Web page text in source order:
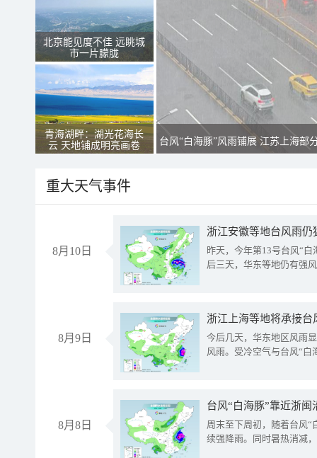
北京能见度不佳 远眺城
市一片朦胧
青海湖畔：湖光花海长
云 天地铺成明亮画卷
台风“白海豚”风雨铺展 江苏上海部
重大天气事件
8月10日
浙江安徽等地台风雨
昨天，今年第13号台风“
后三天，华东等地仍有强
8月9日
浙江上海等地将承接台
今后几天，华东地区风雨
风雨。受冷空气与台风“白
8月8日
台风“白海豚”靠近浙
周末至下周初，随着台风“
续强降雨。同时暑热消减